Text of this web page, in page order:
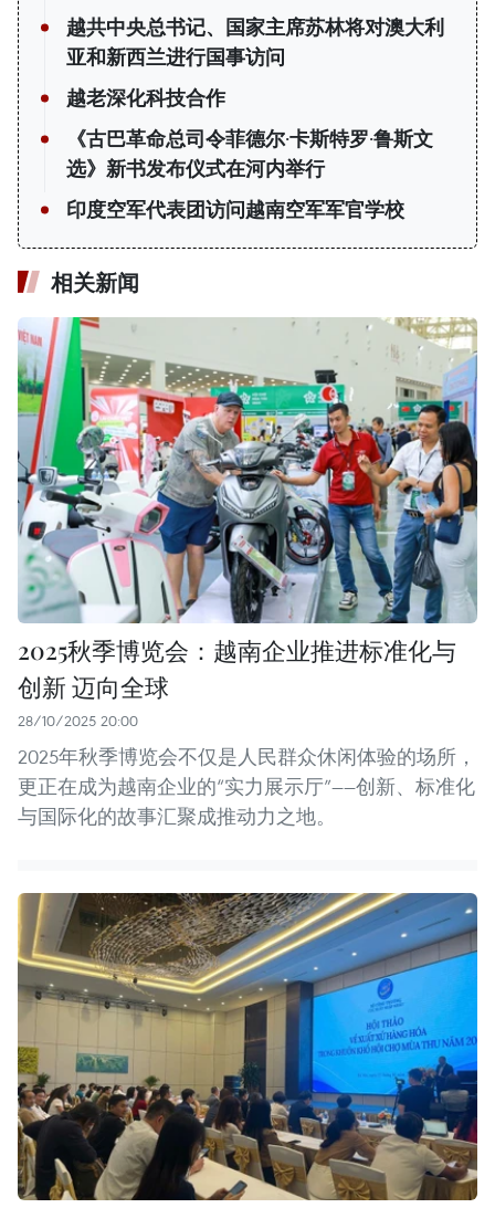
越共中央总书记、国家主席苏林将对澳大利
亚和新西兰进行国事访问
越老深化科技合作
《古巴革命总司令菲德尔·卡斯特罗·鲁斯文
选》新书发布仪式在河内举行
印度空军代表团访问越南空军军官学校
相关新闻
2025秋季博览会：越南企业推进标准化与
创新 迈向全球
28/10/2025 20:00
2025年秋季博览会不仅是人民群众休闲体验的场所，
更正在成为越南企业的“实力展示厅”——创新、标准化
与国际化的故事汇聚成推动力之地。